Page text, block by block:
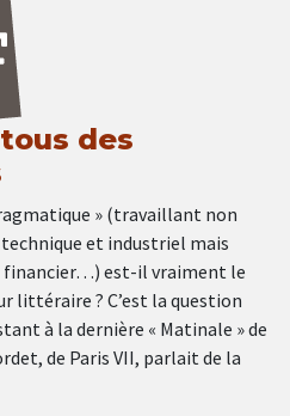
des
» (travaillant non
et industriel mais
financier…) est-il vraiment le
littéraire ? C’est la question
à la dernière « Matinale » de
de Paris VII, parlait de la